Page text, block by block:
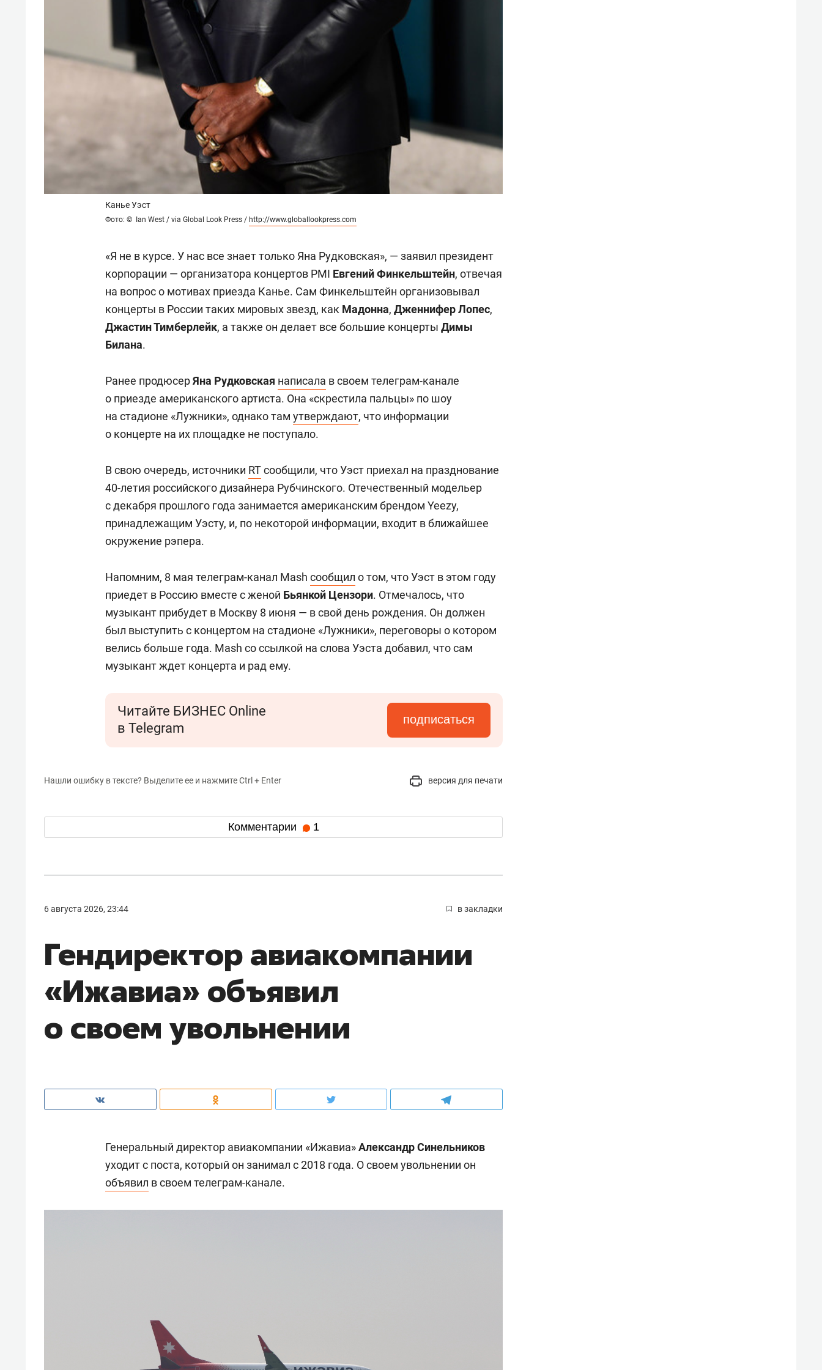
Канье Уэст
Фото: © Ian West / via Global Look Press / http://www.globallookpress.com
«Я не в курсе. У нас все знает только Яна Рудковская», — заявил президент
корпорации — организатора концертов PMI Евгений Финкельштейн, отвечая
на вопрос о мотивах приезда Канье. Сам Финкельштейн организовывал
концерты в России таких мировых звезд, как Мадонна, Дженнифер Лопес,
Джастин Тимберлейк, а также он делает все большие концерты Димы
Билана.
Ранее продюсерЯна Рудковская написала в своем телеграм-канале
о приезде американского артиста. Она «скрестила пальцы» по шоу
на стадионе «Лужники», однако там утверждают, что информации
о концерте на их площадке не поступало.
В свою очередь, источники RTсообщили, что Уэст приехал на празднование
40-летия российского дизайнера Рубчинского. Отечественный модельер
с декабря прошлого года занимается американским брендом Yeezy,
принадлежащим Уэсту, и, по некоторой информации, входит в ближайшее
окружение рэпера.
Напомним, 8 мая телеграм-канал Mash сообщил о том, что Уэст в этом году
приедет в Россию вместе с женой Бьянкой Цензори. Отмечалось, что
музыкант прибудет в Москву 8 июня — в свой день рождения. Он должен
был выступить с концертом на стадионе «Лужники», переговоры о котором
велись больше года. Mash со ссылкой на слова Уэста добавил, что сам
музыкант ждет концерта и рад ему.
Читайте БИЗНЕС Online
в Telegram
подписаться
Нашли ошибку в тексте? Выделите ее и нажмите Ctrl + Enter версия для печати
Комментарии 1
6 августа 2026, 23:44 в закладки
Гендиректор авиакомпании
«Ижавиа» объявил
о своем увольнении
Генеральный директор авиакомпании «Ижавиа»Александр Синельников
уходит с поста, который он занимал с 2018 года. О своем увольнении он
объявил в своем телеграм-канале.